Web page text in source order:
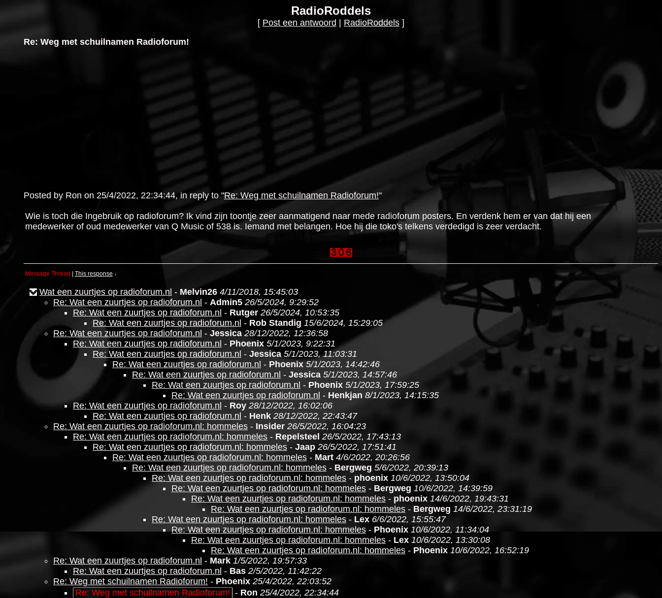
RadioRoddels
[ Post een antwoord RadioRoddels ]
Re: Weg met schuilnamen Radioforum!
Posted by Ron on 25/4/2022, 22:34:44, in reply to "Re: Weg met schuilnamen Radioforum!"
Wie is toch die Ingebruik op radioforum? Ik vind zijn toontje zeer aanmatigend naar mede radioforum posters. En verdenk hem er van dat hij een
medewerker of oud medewerker van Q Music of 538 is. Iemand met belangen. Hoe hij die toko's telkens verdedigd is zeer verdacht.
Message Thread This response ↓
Wat een zuurtjes op radioforum.nl - Melvin26 4/11/2018, 15:45:03
Re: Wat een zuurtjes op radioforum.nl - Admin5 26/5/2024, 9:29:52
Re: Wat een zuurtjes op radioforum.nl - Rutger 26/5/2024, 10:53:35
Re: Wat een zuurtjes op radioforum.nl - Rob Standig 15/6/2024, 15:29:05
Re: Wat een zuurtjes op radioforum.nl - Jessica 28/12/2022, 12:36:58
Re: Wat een zuurtjes op radioforum.nl - Phoenix 5/1/2023, 9:22:31
Re: Wat een zuurtjes op radioforum.nl - Jessica 5/1/2023, 11:03:31
Re: Wat een zuurtjes op radioforum.nl - Phoenix 5/1/2023, 14:42:46
Re: Wat een zuurtjes op radioforum.nl - Jessica 5/1/2023, 14:57:46
Re: Wat een zuurtjes op radioforum.nl - Phoenix 5/1/2023, 17:59:25
Re: Wat een zuurtjes op radioforum.nl - Henkjan 8/1/2023, 14:15:35
Re: Wat een zuurtjes op radioforum.nl - Roy 28/12/2022, 16:02:06
Re: Wat een zuurtjes op radioforum.nl - Henk 28/12/2022, 22:43:47
Re: Wat een zuurtjes op radioforum.nl: hommeles - Insider 26/5/2022, 16:04:23
Re: Wat een zuurtjes op radioforum.nl: hommeles - Repelsteel 26/5/2022, 17:43:13
Re: Wat een zuurtjes op radioforum.nl: hommeles - Jaap 26/5/2022, 17:51:41
Re: Wat een zuurtjes op radioforum.nl: hommeles - Mart 4/6/2022, 20:26:56
Re: Wat een zuurtjes op radioforum.nl: hommeles - Bergweg 5/6/2022, 20:39:13
Re: Wat een zuurtjes op radioforum.nl: hommeles - phoenix 10/6/2022, 13:50:04
Re: Wat een zuurtjes op radioforum.nl: hommeles - Bergweg 10/6/2022, 14:39:59
Re: Wat een zuurtjes op radioforum.nl: hommeles - phoenix 14/6/2022, 19:43:31
Re: Wat een zuurtjes op radioforum.nl: hommeles - Bergweg 14/6/2022, 23:31:19
Re: Wat een zuurtjes op radioforum.nl: hommeles - Lex 6/6/2022, 15:55:47
Re: Wat een zuurtjes op radioforum.nl: hommeles - Phoenix 10/6/2022, 11:34:04
Re: Wat een zuurtjes op radioforum.nl: hommeles - Lex 10/6/2022, 13:30:08
Re: Wat een zuurtjes op radioforum.nl: hommeles - Phoenix 10/6/2022, 16:52:19
Re: Wat een zuurtjes op radioforum.nl - Mark 1/5/2022, 19:57:33
Re: Wat een zuurtjes op radioforum.nl - Bas 2/5/2022, 11:42:22
Re: Weg met schuilnamen Radioforum! - Phoenix 25/4/2022, 22:03:52
Re: Weg met schuilnamen Radioforum! - Ron 25/4/2022, 22:34:44